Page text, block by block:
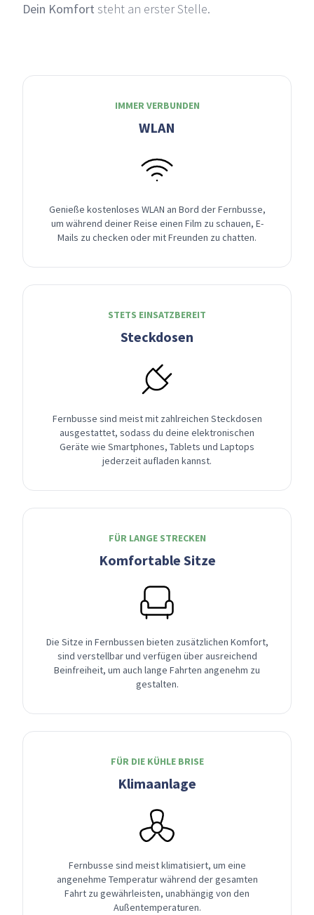
Dein Komfort steht an erster Stelle.
IMMER VERBUNDEN
WLAN
Genieße kostenloses WLAN an Bord der Fernbusse,
um während deiner Reise einen Film zu schauen, E-
Mails zu checken oder mit Freunden zu chatten.
STETS EINSATZBEREIT
Steckdosen
Fernbusse sind meist mit zahlreichen Steckdosen
ausgestattet, sodass du deine elektronischen
Geräte wie Smartphones, Tablets und Laptops
jederzeit aufladen kannst.
FÜR LANGE STRECKEN
Komfortable Sitze
Die Sitze in Fernbussen bieten zusätzlichen Komfort,
sind verstellbar und verfügen über ausreichend
Beinfreiheit, um auch lange Fahrten angenehm zu
gestalten.
FÜR DIE KÜHLE BRISE
Klimaanlage
Fernbusse sind meist klimatisiert, um eine
angenehme Temperatur während der gesamten
Fahrt zu gewährleisten, unabhängig von den
Außentemperaturen.